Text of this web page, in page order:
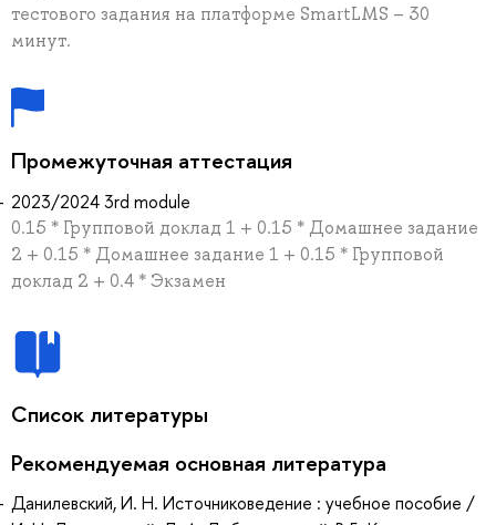
тестового задания на платформе SmartLMS – 30
минут.
Промежуточная аттестация
2023/2024 3rd module
0.15 * Групповой доклад 1 + 0.15 * Домашнее задание
2 + 0.15 * Домашнее задание 1 + 0.15 * Групповой
доклад 2 + 0.4 * Экзамен
Список литературы
Рекомендуемая основная литература
Данилевский, И. Н. Источниковедение : учебное пособие /